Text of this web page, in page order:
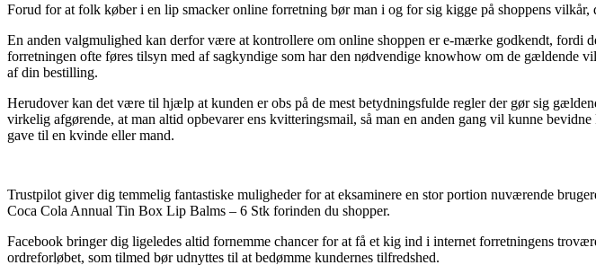
Forud for at folk køber i en lip smacker online forretning bør man i og for sig kigge på shoppens
En anden valgmulighed kan derfor være at kontrollere om online shoppen er e-mærke godkendt, fordi
forretningen ofte føres tilsyn med af sagkyndige som har den nødvendige knowhow om de
af din bestilling.
Herudover kan det være til hjælp at kunden er obs på de mest betydningsfulde regler der gør sig
virkelig afgørende, at man altid opbevarer ens kvitteringsmail, så man en anden gang vil kunne
gave til en kvinde eller mand.
Trustpilot giver dig temmelig fantastiske muligheder for at eksaminere en stor portion nuværende
Coca Cola Annual Tin Box Lip Balms – 6 Stk forinden du shopper.
Facebook bringer dig ligeledes altid fornemme chancer for at få et kig ind i internet forretningens
ordreforløbet, som tilmed bør udnyttes til at bedømme kundernes tilfredshed.